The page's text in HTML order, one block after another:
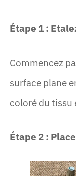
Étape 1 :
Commencez
surface plane
coloré du tissu
Étape 2 :